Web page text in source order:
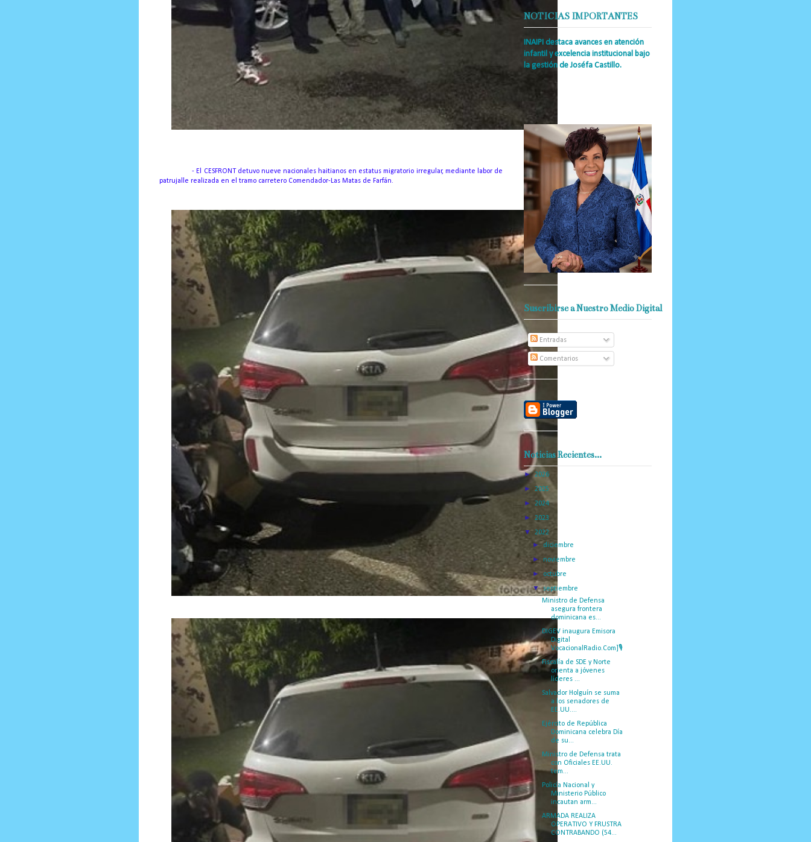
- El CESFRONT detuvo nueve nacionales haitianos en estatus migratorio irregular, mediante labor de
patrujalle realizada en el tramo carretero Comendador-Las Matas de Farfán.
NOTICIAS IMPORTANTES
INAIPI destaca avances en atención
infantil y excelencia institucional bajo
la gestión de Joséfa Castillo.
Prensa Única RD Josefa Castillo
Rodríguez (también referida como Joséfa)
Suscribirse a Nuestro Medio Digital
Entradas
Comentarios
Noticias Recientes...
►2026
► 2025 (288)
► 2024(374)
► 2023
▼ 2022 (449)
►diciembre
►noviembre
► octubre
▼septiembre
Ministro de Defensa
asegura frontera
dominicana es...
DIGEV inaugura Emisora
Digital
VocacionalRadio.Com]🎙
Fiscalía de SDE y Norte
orienta a jóvenes
líderes ...
Salvador Holguín se suma
a los senadores de
EE.UU....
Ejército de República
Dominicana celebra Día
de su...
Ministro de Defensa trata
con Oficiales EE.UU.
tem...
Policía Nacional y
Ministerio Público
incautan arm...
ARMADA REALIZA
OPERATIVO Y FRUSTRA
CONTRABANDO (54...